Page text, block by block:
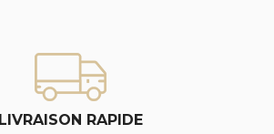
LIVRAISON RAPIDE